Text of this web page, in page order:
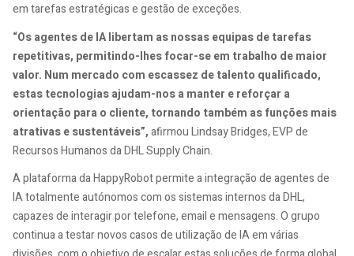
em tarefas estratégicas e gestão de exceções.
“Os agentes de IA libertam as nossas equipas de tarefas
repetitivas, permitindo-lhes focar-se em trabalho de maior
valor. Num mercado com escassez de talento qualificado,
estas tecnologias ajudam-nos a manter e reforçar a
orientação para o cliente, tornando também as funções mais
atrativas e sustentáveis”,afirmou Lindsay Bridges, EVP de
Recursos Humanos da DHL Supply Chain.
A plataforma da HappyRobot permite a integração de agentes de
IA totalmente autónomos com os sistemas internos da DHL,
capazes de interagir por telefone, email e mensagens. O grupo
continua a testar novos casos de utilização de IA em várias